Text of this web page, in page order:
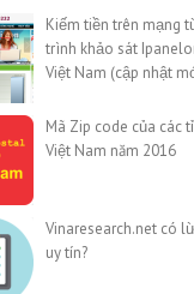
Kiếm tiền trên mạng
trình khảo sát
Việt Nam (cập nhật
Mã Zip code của các
Việt Nam năm 2016
Vinaresearch.net có
uy tín?